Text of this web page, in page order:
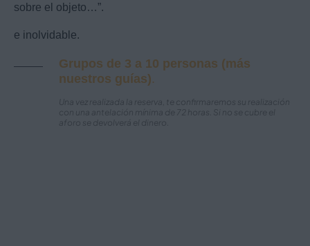
sobre el objeto…”.
e inolvidable.
Grupos de 3 a 10 personas (más
nuestros guías).
Una vez realizada la reserva, te confirmaremos su realización
con una antelación mínima de 72 horas. Si no se cubre el
aforo se devolverá el dinero.